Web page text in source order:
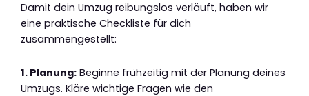
Damit dein Umzug reibungslos verläuft, haben wir
eine praktische Checkliste für dich
zusammengestellt:
1. Planung: Beginne frühzeitig mit der Planung deines
Umzugs. Kläre wichtige Fragen wie den